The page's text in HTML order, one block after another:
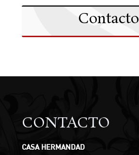
Contacto
CONTACTO
CASA HERMANDAD